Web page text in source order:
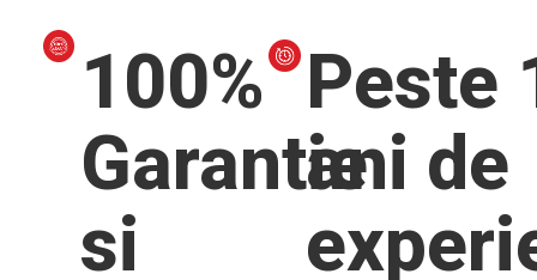
100%
Garantie
si
Peste
ani de